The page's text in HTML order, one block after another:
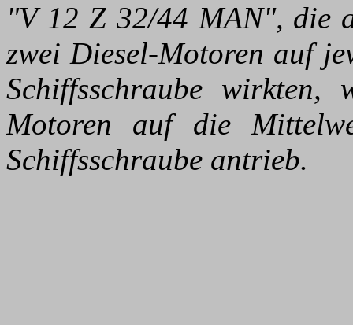
"V 12 Z 32/44 MAN", die
zwei Diesel-Motoren auf
Schiffsschraube
Motoren auf die
Schiffsschraube antrieb.